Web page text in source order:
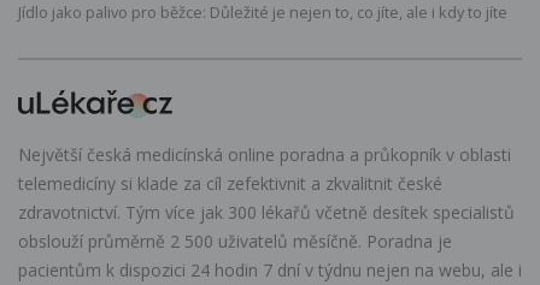
Jídlo jako palivo pro běžce: Důležité je nejen to, co jíte, ale i kdy to jíte
Největší česká medicínská online poradna a průkopník v oblasti
telemedicíny si klade za cíl zefektivnit a zkvalitnit české
zdravotnictví. Tým více jak 300 lékařů včetně desítek specialistů
obslouží průměrně 2 500 uživatelů měsíčně. Poradna je
pacientům k dispozici 24 hodin 7 dní v týdnu nejen na webu, ale i